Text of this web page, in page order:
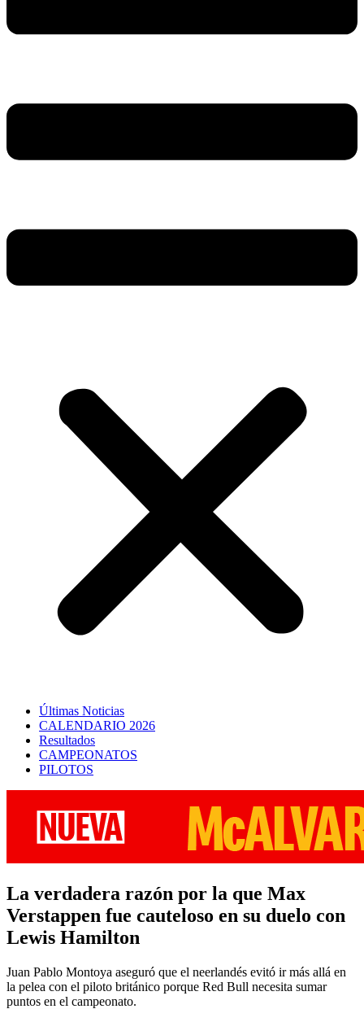
Últimas Noticias
CALENDARIO 2026
Resultados
CAMPEONATOS
PILOTOS
La verdadera razón por la que Max
Verstappen fue cauteloso en su duelo con
Lewis Hamilton
Juan Pablo Montoya aseguró que el neerlandés evitó ir más allá en
la pelea con el piloto británico porque Red Bull necesita sumar
puntos en el campeonato.